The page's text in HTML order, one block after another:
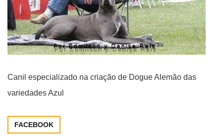
Canil especializado na criação de Dogue Alemão das
variedades Azul
FACEBOOK